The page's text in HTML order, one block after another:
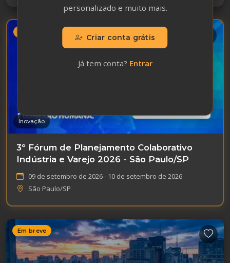
Em breve
Inovação
3º Fórum de Planejamento Colaborativo
Indústria e Varejo 2026 - São Paulo/SP
09 de setembro de 2026 - 10 de setembro de 2026
São Paulo/SP
Em breve
personalizado e muito mais.
Criar conta grátis
Já tem conta? Entrar